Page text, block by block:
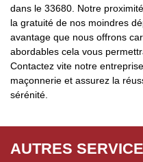
dans le 33680. Notre
la gratuité de nos moindres
avantage que nous offrons
abordables cela vous
Contactez vite notre
maçonnerie et assurez la
sérénité.
AUTRES